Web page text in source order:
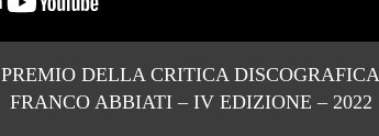
PREMIO DELLA CRITICA DISCOGRAFICA
FRANCO ABBIATI – IV EDIZIONE – 2022